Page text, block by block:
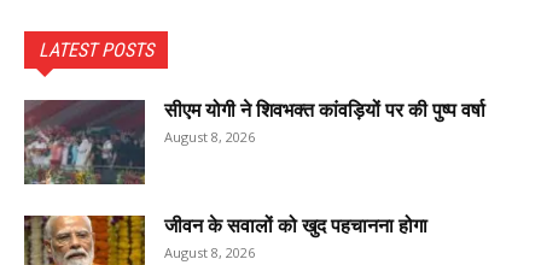
LATEST POSTS
सीएम योगी ने शिवभक्त कांवड़ियों पर की पुष्प वर्षा
August 8, 2026
जीवन के सवालों को खुद पहचानना होगा
August 8, 2026